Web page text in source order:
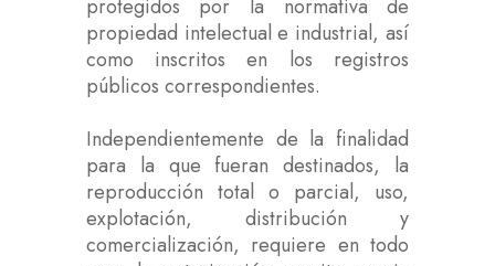
protegidos por la normativa de
propiedad intelectual e industrial, así
como inscritos en los registros
públicos correspondientes.
Independientemente de la finalidad
para la que fueran destinados, la
reproducción total o parcial, uso,
explotación, distribución y
comercialización, requiere en todo